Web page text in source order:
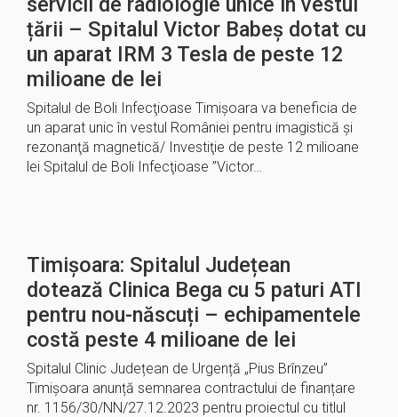
țării – Spitalul Victor Babeș dotat cu
un aparat IRM 3 Tesla de peste 12
milioane de lei
Spitalul de Boli Infecţioase Timişoara va beneficia de
un aparat unic în vestul României pentru imagistică şi
rezonanţă magnetică/ Investiţie de peste 12 milioane
lei Spitalul de Boli Infecţioase ”Victor…
Timișoara: Spitalul Județean
dotează Clinica Bega cu 5 paturi ATI
pentru nou-născuți – echipamentele
costă peste 4 milioane de lei
Spitalul Clinic Județean de Urgență „Pius Brînzeu”
Timișoara anunță semnarea contractului de finanțare
nr. 1156/30/NN/27.12.2023 pentru proiectul cu titlul